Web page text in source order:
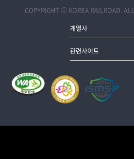
COPYRIGHT ⓒ KOREA RAILROAD.
계열사
관련사이트